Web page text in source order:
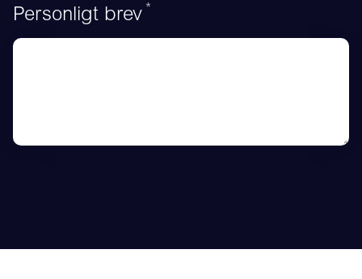
Personligt brev *